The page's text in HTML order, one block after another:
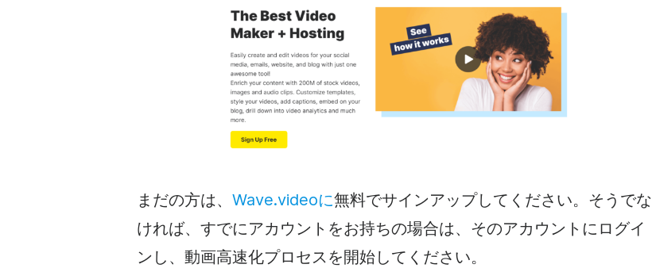
まだの方は、 Wave.videoに無料でサインアップしてください。そうでな
ければ、すでにアカウントをお持ちの場合は、そのアカウントにログイ
ンし、動画高速化プロセスを開始してください。